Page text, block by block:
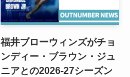
福井ブローウィンズがチョ
ンディー・ブラウン・ジュ
ニアとの2026-27シーズン